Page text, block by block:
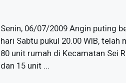
Senin, 06/07/2009 Angin puting
hari Sabtu pukul 20.00 WIB,
80 unit rumah di Kecamatan Sei
dan 15 unit ...